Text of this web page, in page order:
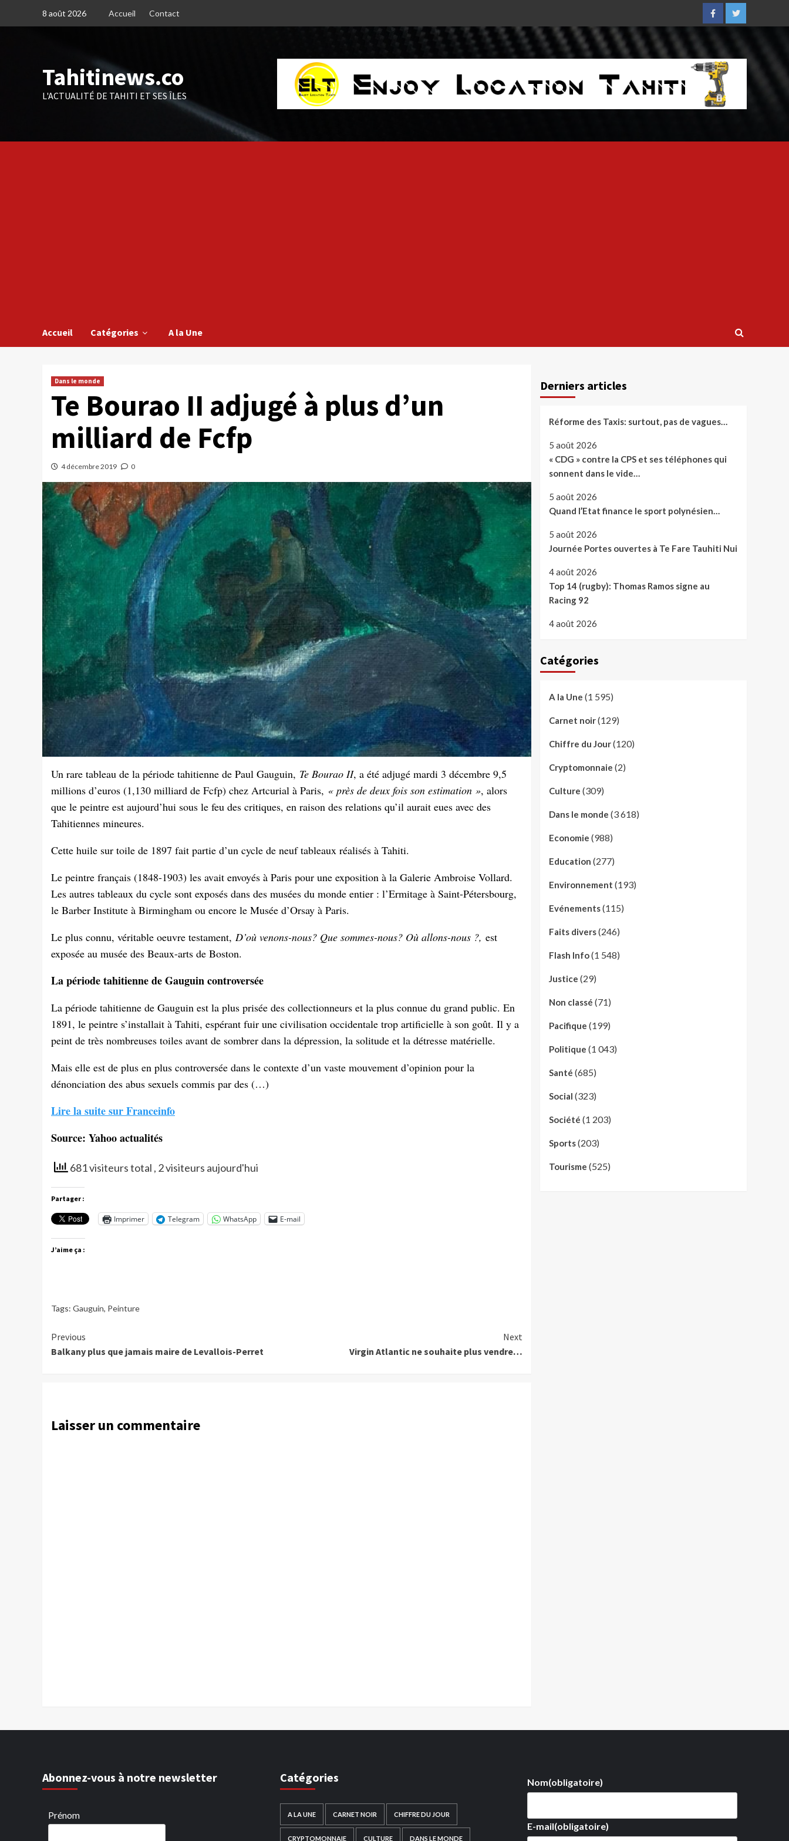
8 août 2026 Accueil Contact
FacebookTwitter
Tahitinews.co
L'ACTUALITÉ DE TAHITI ET SES ÎLES
Accueil Catégories A la Une
Dans le monde
Te Bourao II adjugé à plus d’un
milliard de Fcfp
4 décembre 2019 0
Un rare tableau de la période tahitienne de Paul Gauguin, Te Bourao II, a été adjugé mardi 3 décembre 9,5
millions d’euros (1,130 milliard de Fcfp) chez Artcurial à Paris, « près de deux fois son estimation », alors
que le peintre est aujourd’hui sous le feu des critiques, en raison des relations qu’il aurait eues avec des
Tahitiennes mineures.
Cette huile sur toile de 1897 fait partie d’un cycle de neuf tableaux réalisés à Tahiti.
Le peintre français (1848-1903) les avait envoyés à Paris pour une exposition à la Galerie Ambroise Vollard.
Les autres tableaux du cycle sont exposés dans des musées du monde entier : l’Ermitage à Saint-Pétersbourg,
le Barber Institute à Birmingham ou encore le Musée d’Orsay à Paris.
Le plus connu, véritable oeuvre testament, D’où venons-nous? Que sommes-nous? Où allons-nous ?, est
exposée au musée des Beaux-arts de Boston.
La période tahitienne de Gauguin controversée
La période tahitienne de Gauguin est la plus prisée des collectionneurs et la plus connue du grand public. En
1891, le peintre s’installait à Tahiti, espérant fuir une civilisation occidentale trop artificielle à son goût. Il y a
peint de très nombreuses toiles avant de sombrer dans la dépression, la solitude et la détresse matérielle.
Mais elle est de plus en plus controversée dans le contexte d’un vaste mouvement d’opinion pour la
dénonciation des abus sexuels commis par des (…)
Lire la suite sur Franceinfo
Source: Yahoo actualités
681 visiteurs total , 2 visiteurs aujourd'hui
Partager :
Imprimer Telegram WhatsApp E-mail
J’aime ça :
Tags: Gauguin, Peinture
Continue
Reading
Previous
Balkany plus que jamais maire de Levallois-Perret
Next
Virgin Atlantic ne souhaite plus vendre…
Laisser un commentaire
Derniers articles
Réforme des Taxis: surtout, pas de vagues…
5 août 2026
« CDG » contre la CPS et ses téléphones qui
sonnent dans le vide…
5 août 2026
Quand l’Etat finance le sport polynésien…
5 août 2026
Journée Portes ouvertes à Te Fare Tauhiti Nui
4 août 2026
Top 14 (rugby): Thomas Ramos signe au
Racing 92
4 août 2026
Catégories
A la Une (1 595)
Carnet noir(129)
Chiffre du Jour(120)
Cryptomonnaie (2)
Culture (309)
Dans le monde (3 618)
Economie (988)
Education (277)
Environnement (193)
Evénements(115)
Faits divers(246)
Flash Info(1 548)
Justice (29)
Non classé (71)
Pacifique (199)
Politique (1 043)
Santé (685)
Social (323)
Société (1 203)
Sports(203)
Tourisme (525)
Abonnez-vous à notre newsletter
Prénom
Catégories
A LA UNE CARNET NOIR CHIFFRE DU JOUR
CRYPTOMONNAIE CULTURE DANS LE MONDE
Nom(obligatoire)
E-mail(obligatoire)